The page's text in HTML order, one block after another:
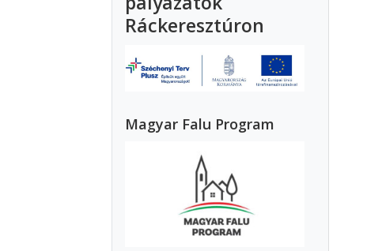
Ráckeresztúron
Magyar Falu Program